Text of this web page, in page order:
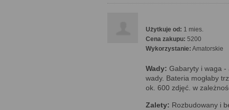
Użytkuje od: 1 mies.
Cena zakupu: 5200
Wykorzystanie: Amatorskie
Wady: Gabaryty i waga -
wady. Bateria mogłaby
ok. 600 zdjęć. w
Zalety: Rozbudowany i